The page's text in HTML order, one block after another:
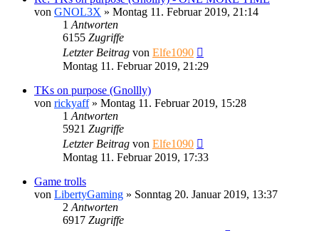
von GNOL3X » Montag 11. Februar 2019, 21:14
1 Antworten
6155 Zugriffe
Letzter Beitrag von Elfe1090
Montag 11. Februar 2019, 21:29
TKs on purpose (Gnollly)
von rickyaff» Montag 11. Februar 2019, 15:28
1 Antworten
5921 Zugriffe
Letzter Beitrag von Elfe1090
Montag 11. Februar 2019, 17:33
Game trolls
von LibertyGaming » Sonntag 20. Januar 2019, 13:37
2 Antworten
6917 Zugriffe